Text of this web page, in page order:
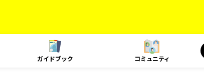
ガイドブック コミュニティ